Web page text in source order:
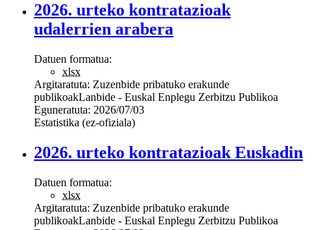
2026. urteko kontratazioak
udalerrien arabera
Datuen formatua:
xlsx
Argitaratuta: Zuzenbide pribatuko erakunde
publikoakLanbide - Euskal Enplegu Zerbitzu Publikoa
Eguneratuta: 2026/07/03
Estatistika (ez-ofiziala)
2026. urteko kontratazioak Euskadin
Datuen formatua:
xlsx
Argitaratuta: Zuzenbide pribatuko erakunde
publikoakLanbide - Euskal Enplegu Zerbitzu Publikoa